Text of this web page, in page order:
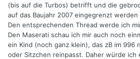
(bis auf die Turbos) betrifft und die
auf das Baujahr 2007 eingegrenzt werden
Den entsprechenden Thread werde ich
Den Maserati schau ich mir auch noch
ein Kind (noch ganz klein), das zB im 996
oder Sitzchen reinpasst. Daher würde ich